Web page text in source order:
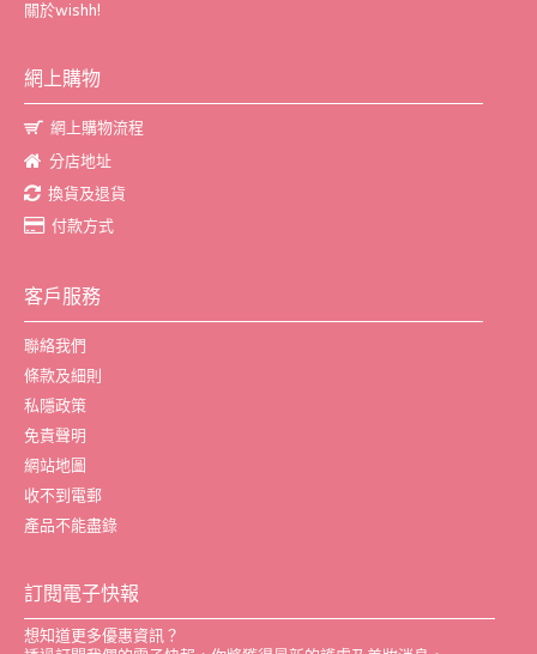
關於wishh!
網上購物
網上購物流程
分店地址
換貨及退貨
付款方式
客戶服務
聯絡我們
條款及細則
私隱政策
免責聲明
網站地圖
收不到電郵
產品不能盡錄
訂閱電子快報
想知道更多優惠資訊？